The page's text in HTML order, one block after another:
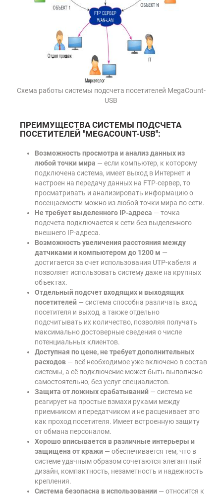
Схема работы системы подсчета посетителей MegaCount-
USB
ПРЕИМУЩЕСТВА СИСТЕМЫ ПОДСЧЕТА
ПОСЕТИТЕЛЕЙ "MEGACOUNT-USB":
Возможность просмотра и анализ данных из
любой точки мира — если компьютер, к которому
подключена система, имеет выход в Интернет и
настроен на передачу данных на FTP-сервер, то
просматривать и анализировать информацию о
посещаемости можно из любой точки мира по сети.
Не требует выделенного IP-адреса — точка
подсчета подключается к сети без выделенного
внешнего IP-адреса.
Возможность увеличения расстояния между
датчиками и компьютером до 1200 м —
достигается за счет использования UTP-кабеля и
позволяет использовать систему даже на крупных
объектах.
Отдельный подсчет входящих и выходящих
посетителей — система способна различать вход
посетителя и выход, а также отдельно
подсчитывать их количество, позволяя получать
максимально достоверные сведения о числе
потенциальных клиентов.
Доступная по цене, не требует дополнительных
расходов — всё необходимое уже включено в состав
системы, а её подключение может быть выполнено
самостоятельно, без услуг специалистов.
Защита от ложных срабатываний — система не
реагирует на простые взмахи руками между
приемником и передатчиком и не расценивает это
как проход посетителя. Имеет встроенную защиту
от обмана персоналом.
Хорошо вписывается в различные интерьеры и
защищена от кражи — обеспечивается тем, что в
системе удачным образом сочетаются элегантный
дизайн, компактность, незаметность и надежность
крепления.
Система безопасна в использовании — относится к